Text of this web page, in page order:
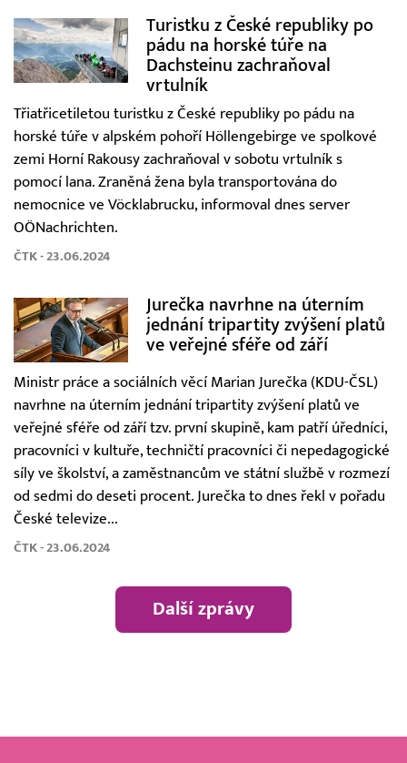
Turistku z České republiky po
pádu na horské túře na
Dachsteinu zachraňoval
vrtulník
Třiatřicetiletou turistku z České republiky po pádu na
horské túře v alpském pohoří Höllengebirge ve spolkové
zemi Horní Rakousy zachraňoval v sobotu vrtulník s
pomocí lana. Zraněná žena byla transportována do
nemocnice ve Vöcklabrucku, informoval dnes server
OÖNachrichten.
ČTK - 23.06.2024
Jurečka navrhne na úterním
jednání tripartity zvýšení platů
ve veřejné sféře od září
Ministr práce a sociálních věcí Marian Jurečka (KDU-ČSL)
navrhne na úterním jednání tripartity zvýšení platů ve
veřejné sféře od září tzv. první skupině, kam patří úředníci,
pracovníci v kultuře, techničtí pracovníci či nepedagogické
síly ve školství, a zaměstnancům ve státní službě v rozmezí
od sedmi do deseti procent. Jurečka to dnes řekl v pořadu
České televize...
ČTK - 23.06.2024
Další zprávy